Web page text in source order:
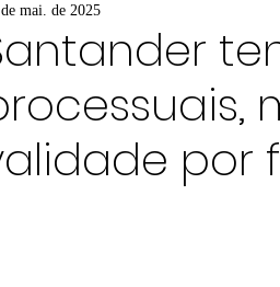
e Versões
21 Coluna: SindJori
Post Recentes
por
mai. de 2025